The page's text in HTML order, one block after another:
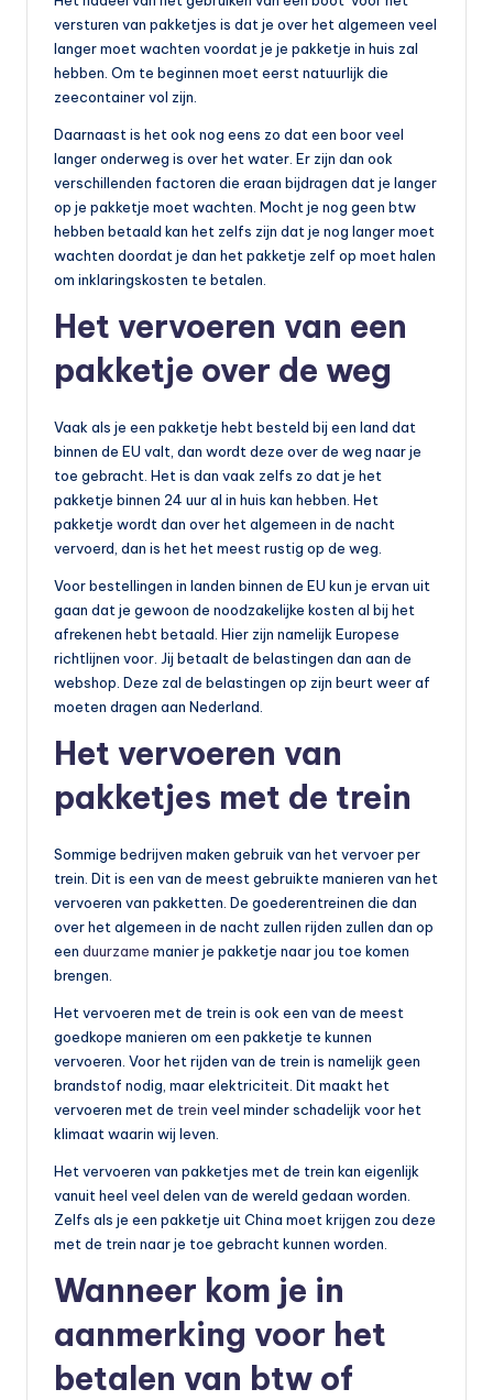
versturen van pakketjes is dat je over het algemeen veel
langer moet wachten voordat je je pakketje in huis zal
hebben. Om te beginnen moet eerst natuurlijk die
zeecontainer vol zijn.
Daarnaast is het ook nog eens zo dat een boor veel
langer onderweg is over het water. Er zijn dan ook
verschillenden factoren die eraan bijdragen dat je langer
op je pakketje moet wachten. Mocht je nog geen btw
hebben betaald kan het zelfs zijn dat je nog langer moet
wachten doordat je dan het pakketje zelf op moet halen
om inklaringskosten te betalen.
Het vervoeren van een
pakketje over de weg
Vaak als je een pakketje hebt besteld bij een land dat
binnen de EU valt, dan wordt deze over de weg naar je
toe gebracht. Het is dan vaak zelfs zo dat je het
pakketje binnen 24 uur al in huis kan hebben. Het
pakketje wordt dan over het algemeen in de nacht
vervoerd, dan is het het meest rustig op de weg.
Voor bestellingen in landen binnen de EU kun je ervan uit
gaan dat je gewoon de noodzakelijke kosten al bij het
afrekenen hebt betaald. Hier zijn namelijk Europese
richtlijnen voor. Jij betaalt de belastingen dan aan de
webshop. Deze zal de belastingen op zijn beurt weer af
moeten dragen aan Nederland.
Het vervoeren van
pakketjes met de trein
Sommige bedrijven maken gebruik van het vervoer per
trein. Dit is een van de meest gebruikte manieren van het
vervoeren van pakketten. De goederentreinen die dan
over het algemeen in de nacht zullen rijden zullen dan op
een duurzame manier je pakketje naar jou toe komen
brengen.
Het vervoeren met de trein is ook een van de meest
goedkope manieren om een pakketje te kunnen
vervoeren. Voor het rijden van de trein is namelijk geen
brandstof nodig, maar elektriciteit. Dit maakt het
vervoeren met de trein veel minder schadelijk voor het
klimaat waarin wij leven.
Het vervoeren van pakketjes met de trein kan eigenlijk
vanuit heel veel delen van de wereld gedaan worden.
Zelfs als je een pakketje uit China moet krijgen zou deze
met de trein naar je toe gebracht kunnen worden.
Wanneer kom je in
aanmerking voor het
betalen van btw of